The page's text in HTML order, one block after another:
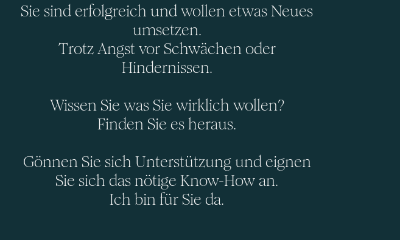
Sie sind erfolgreich und wollen etwas Neues
umsetzen.
Trotz Angst vor Schwächen oder
Hindernissen.
Wissen Sie was Sie wirklich wollen?
Finden Sie es heraus.
Gönnen Sie sich Unterstützung und eignen
Sie sich das nötige Know-How an.
Ich bin für Sie da.